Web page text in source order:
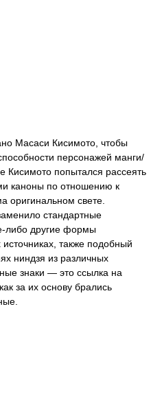
Масаси Кисимото, чтобы
персонажей манги/
Кисимото попытался рассеять
каноны по отношению к
оригинальном свете.
стандартные
либо другие формы
также подобный
ниндзя из различных
знаки — это ссылка на
за их основу брались